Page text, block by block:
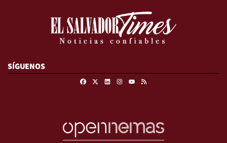
SÍGUENOS
FacebookLinkedinInstagram